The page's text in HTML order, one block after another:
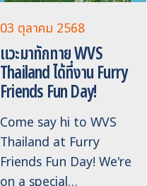
03 ตุลาคม 2568
แวะมาทักทาย WVS
Thailand ได้ที่งาน Furry
Friends Fun Day!
Come say hi to WVS
Thailand at Furry
Friends Fun Day! We're
on a special…